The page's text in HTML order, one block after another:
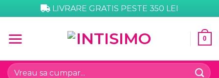
to
LIVRARE GRATIS PESTE 350 LEI
0
Caută